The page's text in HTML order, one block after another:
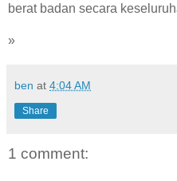
berat badan secara
»
ben at 4:04 AM
Share
1 comment: